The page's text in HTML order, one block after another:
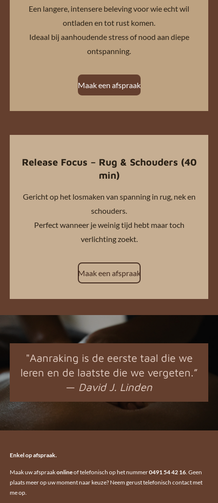
Een langere, intensere beleving voor wie echt wil
ontladen en tot rust komen.
Ideaal bij aanhoudende stress of nood aan diepe
ontspanning.
Maak een afspraak
Release Focus – Rug & Schouders (40
min)
Gericht op het losmaken van spanning in rug, nek en
schouders.
Perfect wanneer je weinig tijd hebt maar toch
verlichting zoekt.
Maak een afspraak
"Aanraking is de eerste taal die we
leren en de laatste die we vergeten.”
— David J. Linden
Enkel op afspraak.
Maak uw afspraakonlineof telefonisch op het nummer0491 54 42 16 . Geen
plaats meer op uw moment naar keuze? Neem gerust telefonisch contact met
me op.